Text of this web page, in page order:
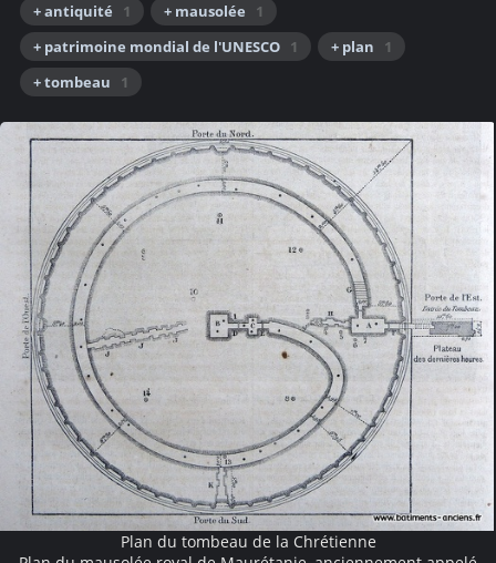
+ antiquité
1 + mausolée
1
+ patrimoine mondial de l'UNESCO 1 + plan
1
+ tombeau
1
Plan du tombeau de la Chrétienne